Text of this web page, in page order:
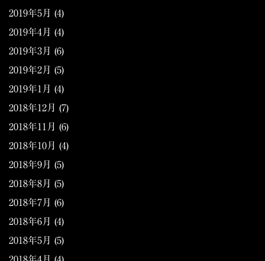
2019年5月 (4)
2019年4月 (4)
2019年3月 (6)
2019年2月 (5)
2019年1月 (4)
2018年12月 (7)
2018年11月 (6)
2018年10月 (4)
2018年9月 (5)
2018年8月 (5)
2018年7月 (6)
2018年6月 (4)
2018年5月 (5)